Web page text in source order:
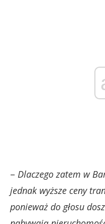
– Dlaczego zatem w
jednak wyższe ceny
ponieważ do głosu